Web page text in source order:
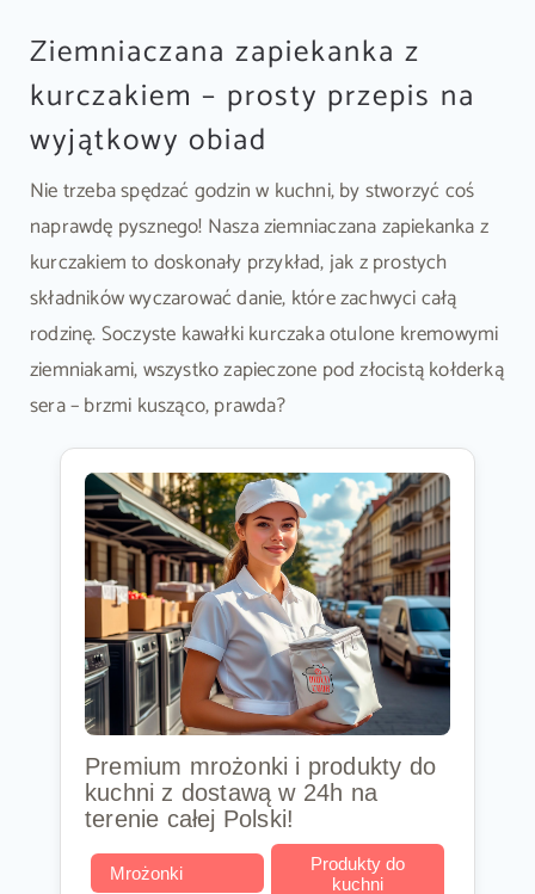
Ziemniaczana zapiekanka z
kurczakiem – prosty przepis na
wyjątkowy obiad
Nie trzeba spędzać godzin w kuchni, by stworzyć coś
naprawdę pysznego! Nasza ziemniaczana zapiekanka z
kurczakiem to doskonały przykład, jak z prostych
składników wyczarować danie, które zachwyci całą
rodzinę. Soczyste kawałki kurczaka otulone kremowymi
ziemniakami, wszystko zapieczone pod złocistą kołderką
sera – brzmi kusząco, prawda?
Premium mrożonki i produkty do
kuchni z dostawą w 24h na
terenie całej Polski!
Mrożonki
Produkty do
kuchni